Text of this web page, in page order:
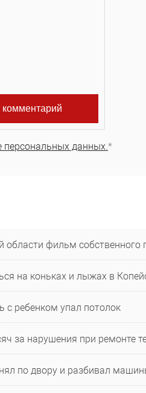
персональных данных.*
фильм собственного
на коньках и лыжах в
с ребенком упал потолок
за нарушения при ремонте
по двору и разбивал